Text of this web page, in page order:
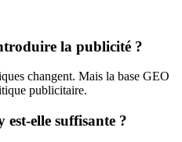
la publicité ?
changent. Mais la base GEO
publicitaire.
elle suffisante ?